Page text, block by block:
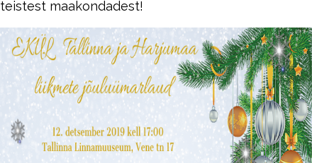
teistest maakondadest!